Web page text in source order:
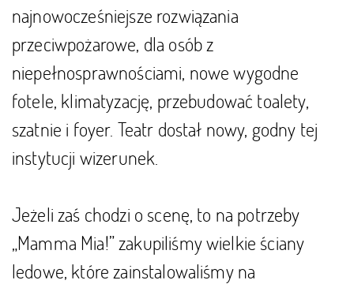
najnowocześniejsze rozwiązania
przeciwpożarowe, dla osób z
niepełnosprawnościami, nowe wygodne
fotele, klimatyzację, przebudować toalety,
szatnie i foyer. Teatr dostał nowy, godny tej
instytucji wizerunek.
Jeżeli zaś chodzi o scenę, to na potrzeby
„Mamma Mia!” zakupiliśmy wielkie ściany
ledowe, które zainstalowaliśmy na